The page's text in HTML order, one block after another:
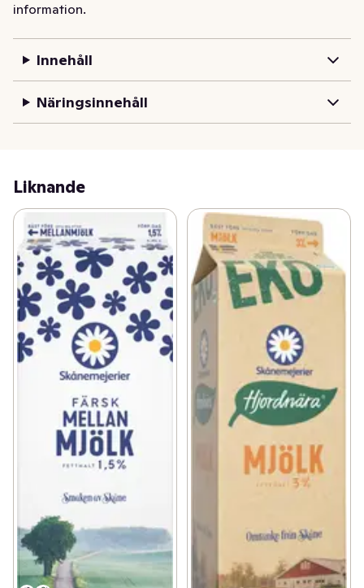
Skånemejerier Latte del Barista är en mjölk speciellt
Latte del Barista sin goda och fylliga smak. Detta gör
och en längre hållbarhet.  Gjord på mjölk från gårdar i
södra Sverige med de högsta kraven på djuromsorg.
information.
Innehåll
Näringsinnehåll
Liknande